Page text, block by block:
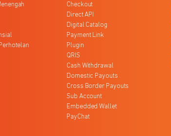
Checkout
Direct API
Digital Catalog
Payment Link
Plugin
QRIS
Cash Withdrawal
Domestic Payouts
Cross Border Payouts
Sub Account
Embedded Wallet
PayChat